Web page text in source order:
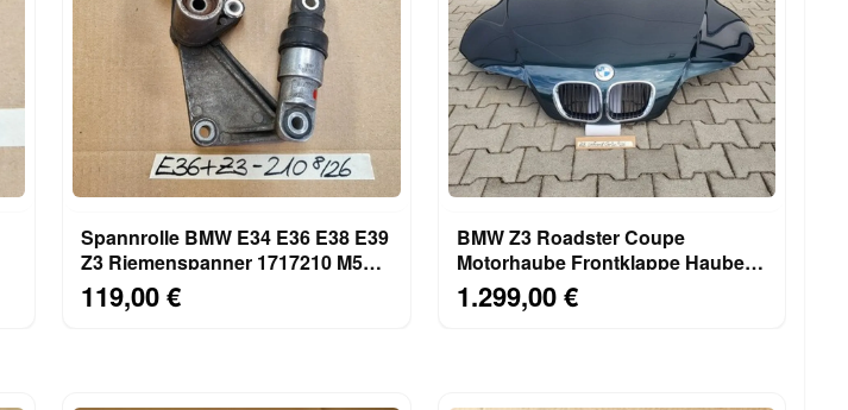
Spannrolle BMW E34 E36 E38 E39
Z3 Riemenspanner 1717210 M50
119,00 €
BMW Z3 Roadster Coupe
Motorhaube Frontklappe Haube
Oxford Grün ABHOLUNG!
1.299,00 €